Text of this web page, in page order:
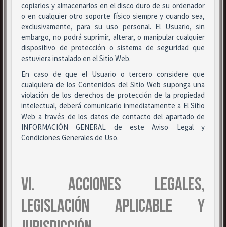
copiarlos y almacenarlos en el disco duro de su ordenador
o en cualquier otro soporte físico siempre y cuando sea,
exclusivamente, para su uso personal. El Usuario, sin
embargo, no podrá suprimir, alterar, o manipular cualquier
dispositivo de protección o sistema de seguridad que
estuviera instalado en el Sitio Web.
En caso de que el Usuario o tercero considere que
cualquiera de los Contenidos del Sitio Web suponga una
violación de los derechos de protección de la propiedad
intelectual, deberá comunicarlo inmediatamente a El Sitio
Web a través de los datos de contacto del apartado de
INFORMACIÓN GENERAL de este Aviso Legal y
Condiciones Generales de Uso.
VI. ACCIONES LEGALES,
LEGISLACIÓN APLICABLE Y